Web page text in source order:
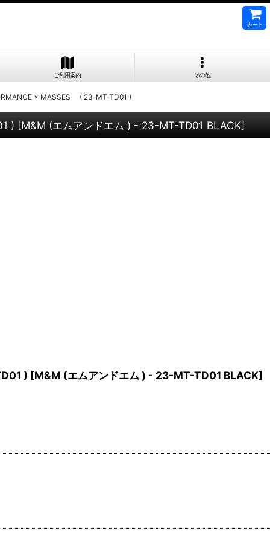
カート
ご利用案内 その他
× MASSES ( 23-MT-TD01 )
) [M&M (エムアンドエム ) - 23-MT-TD01 BLACK]
) [M&M (エムアンドエム ) - 23-MT-TD01 BLACK]